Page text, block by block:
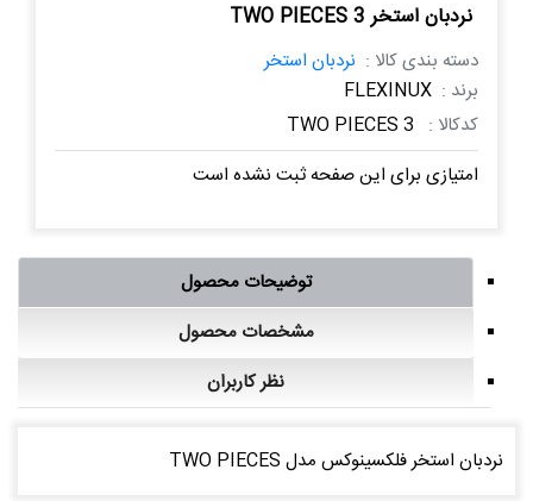
نردبان استخر TWO PIECES 3
دسته بندی کالا : نردبان استخر
برند : FLEXINUX
کدکالا : TWO PIECES 3
امتیازی برای این صفحه ثبت نشده است
توضیحات محصول
مشخصات محصول
نظر کاربران
نردبان استخر فلکسینوکس مدل TWO PIECES